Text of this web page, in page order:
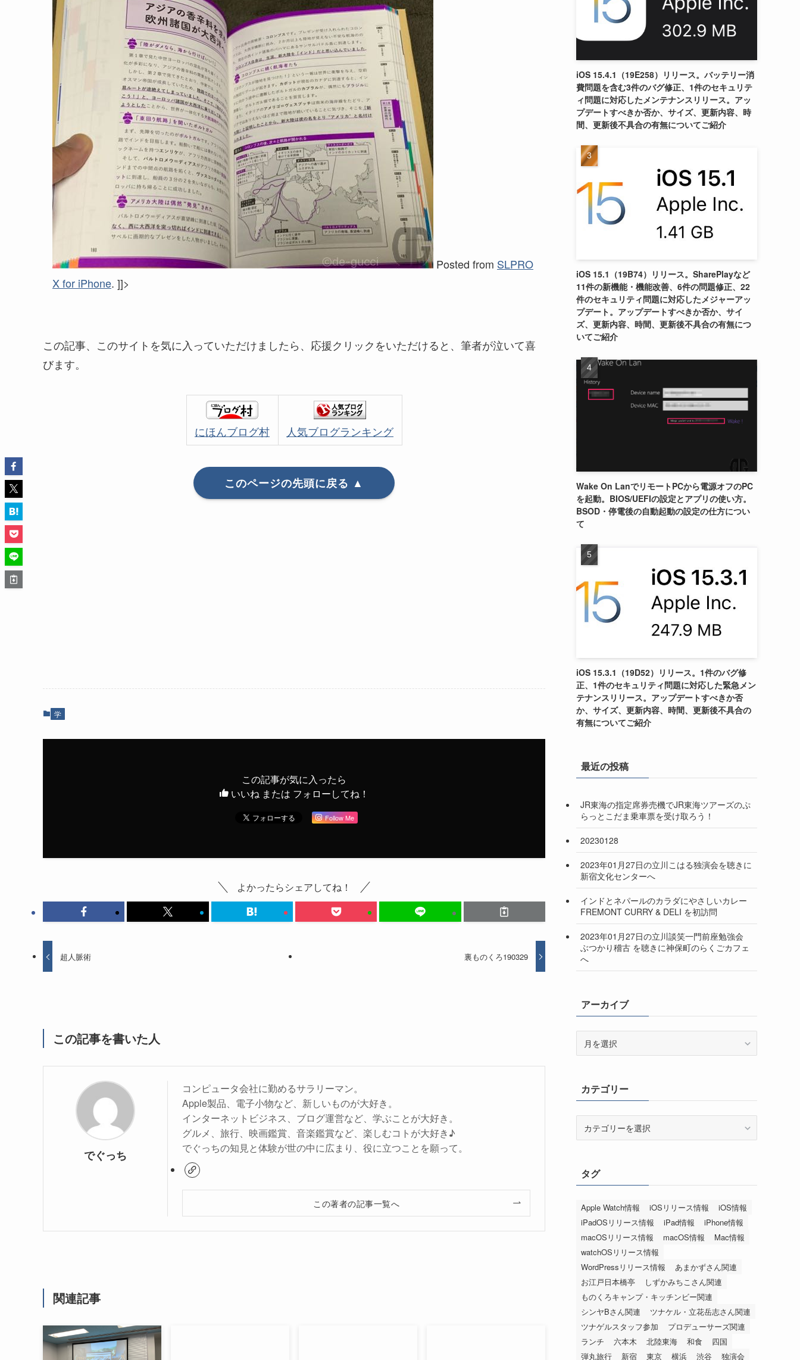
Posted from SLPRO
X for iPhone. ]]>
この記事、このサイトを気に入っていただけましたら、応援クリックをいただけると、筆者が泣いて喜
びます。
にほんブログ村 人気ブログランキング
このページの先頭に戻る ▲
学
この記事が気に入ったら
いいね または フォローしてね！
Follow Me
よかったらシェアしてね！
超人脈術 裏ものくろ190329
この記事を書いた人
でぐっち
コンピュータ会社に勤めるサラリーマン。
Apple製品、電子小物など、新しいものが大好き。
インターネットビジネス、ブログ運営など、学ぶことが大好き。
グルメ、旅行、映画鑑賞、音楽鑑賞など、楽しむコトが大好き♪
でぐっちの知見と体験が世の中に広まり、役に立つことを願って。
この著者の記事一覧へ
関連記事
iOS 15.4.1（19E258）リリース。バッテリー消
費問題を含む3件のバグ修正、1件のセキュリテ
ィ問題に対応したメンテナンスリリース。アッ
プデートすべきか否か、サイズ、更新内容、時
間、更新後不具合の有無についてご紹介
iOS 15.1（19B74）リリース。SharePlayなど
11件の新機能・機能改善、6件の問題修正、22
件のセキュリティ問題に対応したメジャーアッ
プデート。アップデートすべきか否か、サイ
ズ、更新内容、時間、更新後不具合の有無につ
いてご紹介
Wake On LanでリモートPCから電源オフのPC
を起動。BIOS/UEFIの設定とアプリの使い方。
BSOD・停電後の自動起動の設定の仕方につい
て
iOS 15.3.1（19D52）リリース。1件のバグ修
正、1件のセキュリティ問題に対応した緊急メン
テナンスリリース。アップデートすべきか否
か、サイズ、更新内容、時間、更新後不具合の
有無についてご紹介
最近の投稿
JR東海の指定席券売機でJR東海ツアーズのぷ
らっとこだま乗車票を受け取ろう！
20230128
2023年01月27日の立川こはる独演会を聴きに
新宿文化センターへ
インドとネパールのカラダにやさしいカレー
FREMONT CURRY & DELI を初訪問
2023年01月27日の立川談笑一門前座勉強会
ぶつかり稽古 を聴きに神保町のらくごカフェ
へ
アーカイブ
ブカテゴリー
ータグ
Apple Watch情報 iOSリリース情報
iOS情報
iPadOSリリース情報
iPad情報
iPhone情報
macOSリリース情報
macOS情報
Mac情報
watchOSリリース情報
WordPressリリース情報
あまかずさん関連
お江戸日本橋亭
しずかみちこさん関連
ものくろキャンプ・キッチンビー関連
シンヤBさん関連
ツナケル・立花岳志さん関連
ツナゲルスタッフ参加
プロデューサーズ関連
ランチ
六本木 北陸東海 和食
四国
弾丸旅行
新宿 東京 横浜 渋谷 独演会